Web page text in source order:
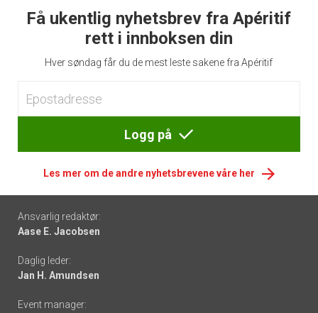
Få ukentlig nyhetsbrev fra Apéritif
rett i innboksen din
Hver søndag får du de mest leste sakene fra Apéritif
Logg på
Les mer om de andre nyhetsbrevene våre her
Footer
-
links
Ansvarlig redaktør:
Aase E. Jacobsen
Daglig leder:
Jan H. Amundsen
Event manager: